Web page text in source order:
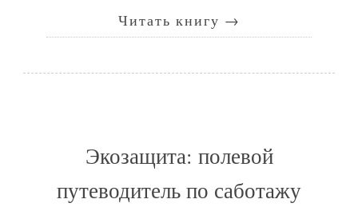
Читать книгу →
Экозащита: полевой
путеводитель по саботажу